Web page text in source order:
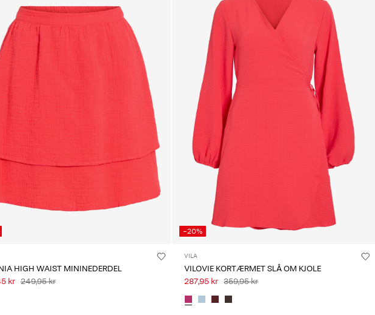
HIGH WAIST MININEDERDEL
kr 249,95 kr
-20%
VILA
VILOVIE KORTÆRMET SLÅ OM KJOLE
287,95 kr 359,95 kr